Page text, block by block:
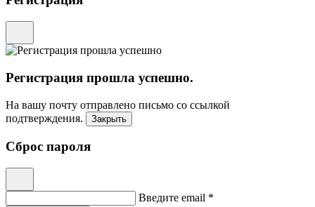
Регистрация прошла успешно.
На вашу почту отправлено письмо со ссылкой
подтверждения.
Закрыть
Сброс пароля
Введите email *